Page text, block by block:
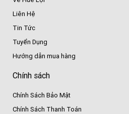
Liên Hệ
Tin Tức
Tuyển Dụng
Hướng dẫn mua hàng
Chính sách
Chính Sách Bảo Mật
Chính Sách Thanh Toán